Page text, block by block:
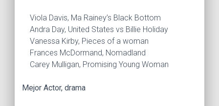
Viola Davis, Ma Rainey’s Black Bottom
Andra Day, United States vs Billie Holiday
Vanessa Kirby, Pieces of a woman
Frances McDormand, Nomadland
Carey Mulligan, Promising Young Woman
Mejor Actor, drama